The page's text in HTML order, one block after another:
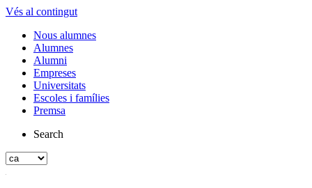
Vés al contingut
Nous alumnes
Alumnes
Alumni
Empreses
Universitats
Escoles i famílies
Premsa
Search